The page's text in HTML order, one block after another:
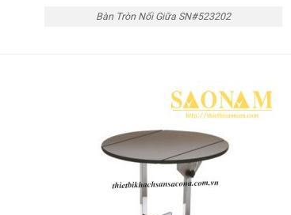
Bàn Tròn Nối Giữa SN#523202